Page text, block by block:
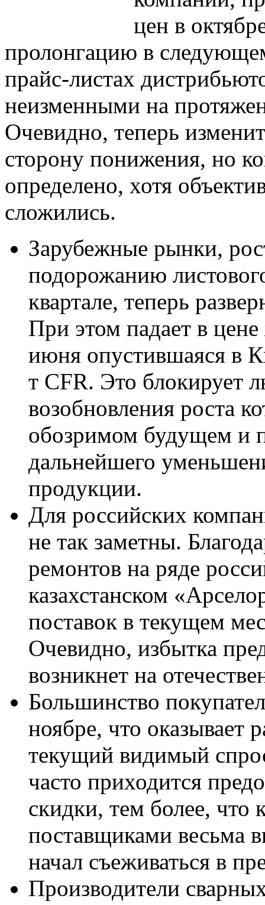
цен в
пролонгацию в
прайс-листах
неизменными на
Очевидно, теперь
сторону понижения, но
определено, хотя
сложились.
Зарубежные рынки,
подорожанию
квартале, теперь
При этом падает в
июня опустившаяся в
т CFR. Это блокирует
возобновления роста
обозримом будущем и
дальнейшего
продукции.
Для российских
не так заметны.
ремонтов на ряде
казахстанском
поставок в текущем
Очевидно, избытка
возникнет на
Большинство
ноябре, что оказывает
текущий видимый
часто приходится
скидки, тем более, что
поставщиками весьма
начал съеживаться в
Производители